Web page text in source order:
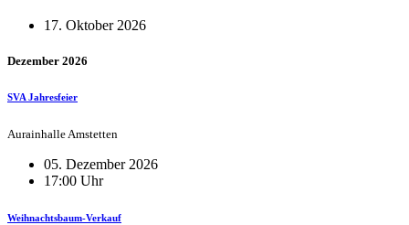
17. Oktober 2026
Dezember 2026
SVA Jahresfeier
Aurainhalle Amstetten
05. Dezember 2026
17:00 Uhr
Weihnachtsbaum-Verkauf